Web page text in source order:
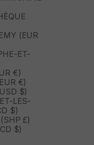
(EUR
ET-
€)
€)
$)
LES-
$)
£)
$)